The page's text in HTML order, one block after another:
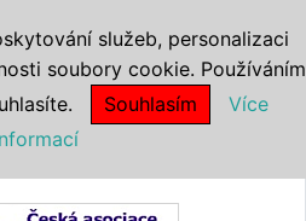
služeb, personalizaci
soubory cookie. Používáním
Souhlasím
Více